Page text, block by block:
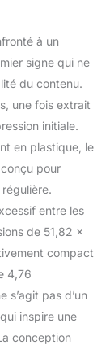
à un
signe qui ne
du contenu.
une fois extrait
initiale.
en plastique, le
pour
entre les
de 51,82 x
compact
4,76
s’agit pas d’un
inspire une
conception